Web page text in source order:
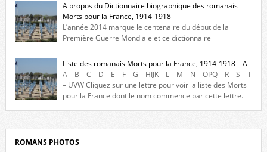
A propos du Dictionnaire biographique des romanais
Morts pour la France, 1914-1918
L’année 2014 marque le centenaire du début de la
Première Guerre Mondiale et ce dictionnaire
biographique veut rendre hommage aux romanais Morts pour la
France durant ce conflit. La base de cette recherche historique est
constituée des noms gravés sur les plaques commémoratives de
l’Hôtel de Ville, du lycée du Dauphiné et du lycée Triboulet, […]
Liste des romanais Morts pour la France, 1914-1918 – A
A – B – C – D – E – F – G – HIJK – L – M – N – OPQ – R – S – T
– UVW Cliquez sur une lettre pour voir la liste des Morts
pour la France dont le nom commence par cette lettre.
ROMANS PHOTOS